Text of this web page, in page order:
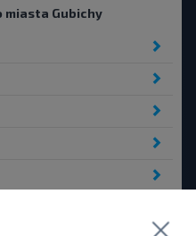
miasta Gubichy